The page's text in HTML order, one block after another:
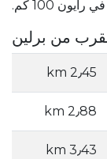
من برلين
2٫45 km
2٫88 km
3٫43 km